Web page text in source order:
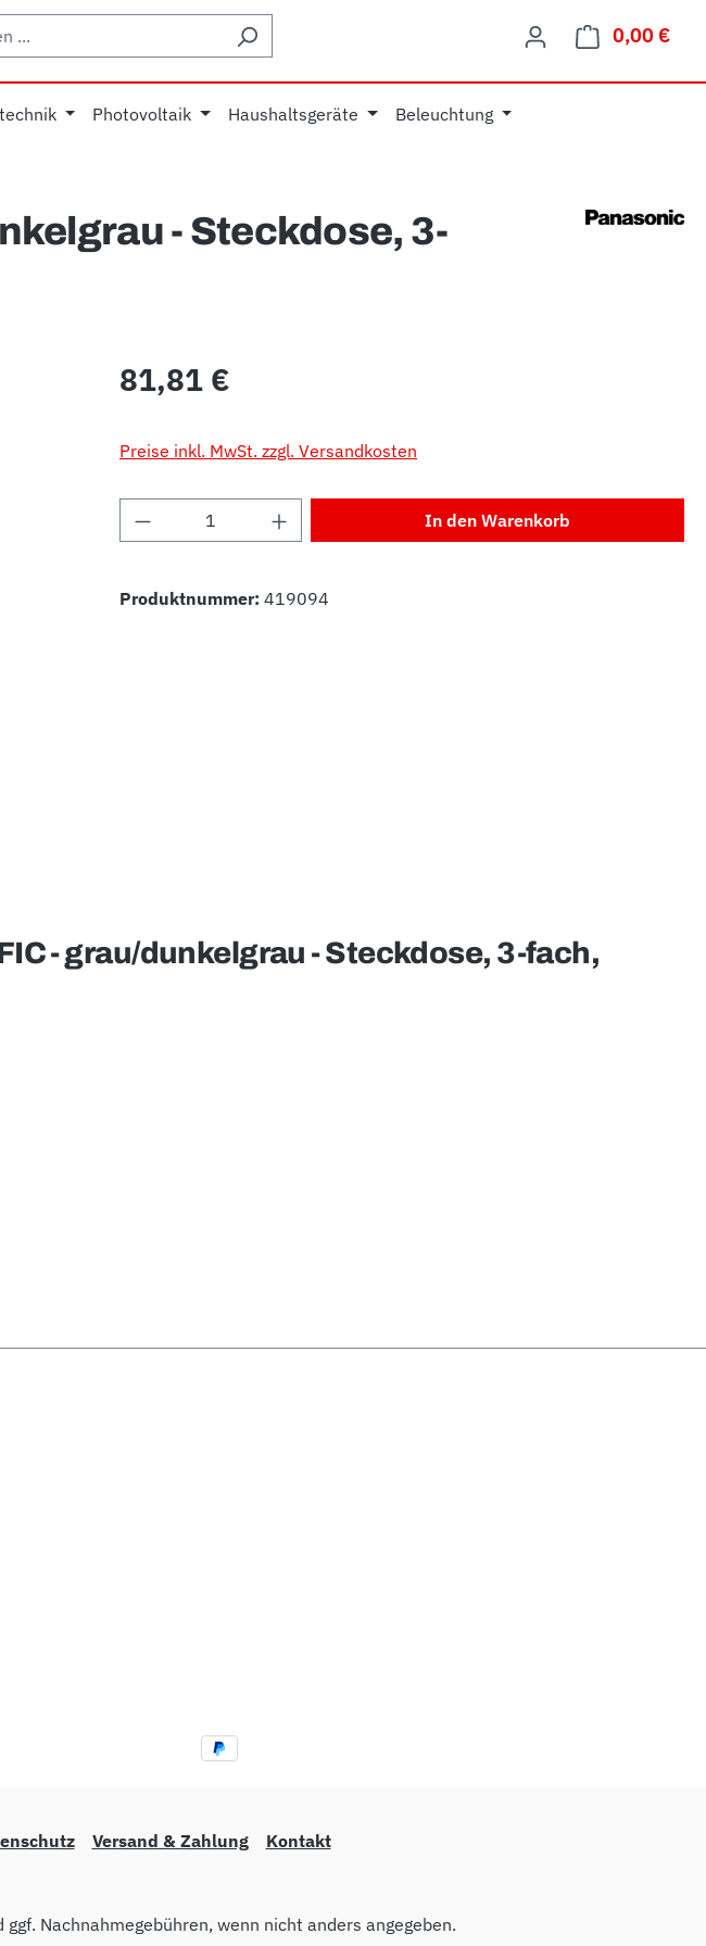
0,00 €
Photovoltaik Haushaltsgeräte Beleuchtung
- Steckdose, 3-
Regulärer Preis:
81,81 €
Preise inkl. MwSt. zzgl. Versandkosten
Produkt Anzahl: Gib den gewünschten Wert ein
In den Warenkorb
Produktnummer: 419094
- grau/dunkelgrau - Steckdose, 3-fach,
Versand & Zahlung Kontakt
ggf. Nachnahmegebühren, wenn nicht anders angegeben.